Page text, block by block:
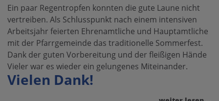
Ein paar Regentropfen konnten die gute Laune nicht
vertreiben. Als Schlusspunkt nach einem intensiven
Arbeitsjahr feierten Ehrenamtliche und Hauptamtliche
mit der Pfarrgemeinde das traditionelle Sommerfest.
Dank der guten Vorbereitung und der fleißigen Hände
Vieler war es wieder ein gelungenes Miteinander.
Vielen Dank!